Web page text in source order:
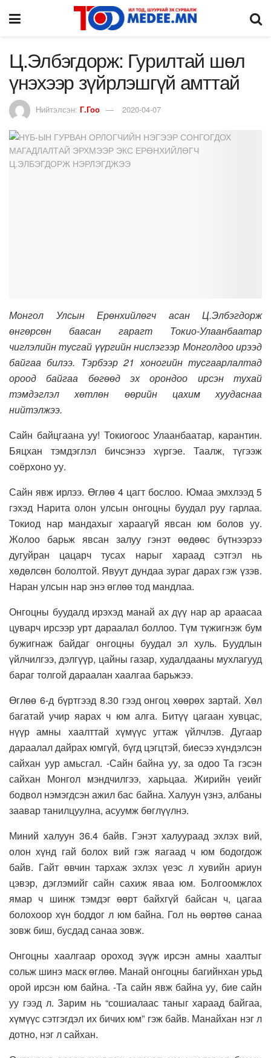
Ц.Элбэгдорж: Гурилтай шөл
үнэхээр зүйрлэшгүй амттай
Нийтэлсэн: Г.Гоо 2020-04-07
Монгол Улсын Ерөнхийлөгч асан Ц.Элбэгдорж
өнгөрсөн баасан гарагт Токио-Улаанбаатар
чиглэлийн тусгай үүргийн нислэгээр Монголдоо ирээд
байгаа билээ. Тэрбээр 21 хоногийн тусгаарлалтад
ороод байгаа бөгөөд эх орондоо ирсэн тухай
тэмдэглэл хөтлөн өөрийн цахим хуудаснаа
нийтэлжээ.
Сайн байцгаана уу! Токиогоос Улаанбаатар, карантин.
Бяцхан тэмдэглэл бичсэнээ хүргэе. Таалж, түгээж
соёрхоно уу.
Сайн явж ирлээ. Өглөө 4 цагт бослоо. Юмаа эмхлээд 5
гэхэд Нарита олон улсын онгоцны буудал руу гарлаа.
Токиод нар мандахыг хараагүй явсан юм болов уу.
Жолоо барьж явсан залуу гэнэт өөдөөс бүтнээрээ
дугуйран цацарч тусах нарыг хараад сэтгэл нь
хөдөлсөн бололтой. Явуут дундаа зураг дарах гэж үзэв.
Наран улсын нар энэ өглөө тод мандлаа.
Онгоцны буудалд ирэхэд манай ах дүү нар ар араасаа
цуварч ирсээр урт дараалал боллоо. Түм түжигнэж бум
бужигнаж байдаг онгоцны буудал эл хуль. Буудлын
үйлчилгээ, дэлгүүр, цайны газар, худалдааны мухлагууд
бараг толгой дараалан хаалгаа барьжээ.
Өглөө 6-д бүртгээд 8.30 гээд онгоц хөөрөх зартай. Хөл
багатай учир яарах ч юм алга. Битүү цагаан хувцас,
нүүр амны хаалттай хүмүүс угтаж үйлчлэв. Дугаар
дараалал дайрах юмгүй, бүгд цэгцтэй, биесээ хүндэлсэн
сайхан уур амьсгал. -Сайн байна уу, за одоо Та гэсэн
сайхан Монгол мэндчилгээ, харьцаа. Жирийн үеийг
бодвол нэмэгдсэн ажил бас байна. Халуун үзнэ, албаны
заавар танилцуулна, асуумж бөглүүлнэ.
Миний халуун 36.4 байв. Гэнэт халуураад эхлэх вий,
олон хүнд гай болох вий гэж яагаад ч юм бодогдож
байв. Гайт өвчин тархаж эхлэх үеэс л хувийн ариун
цэвэр, дэглэмийг сайн сахиж яваа юм. Болгоомжлох
ямар ч шинж тэмдэг өөрт байхгүй байсан ч, цагаа
болохоор хүн боддог л юм байна. Гол нь өөртөө санаа
зовж биш, бусдад санаа зовж.
Онгоцны хаалгаар ороход зүүж ирсэн амны хаалтыг
сольж шинэ маск өглөө. Манай онгоцны багийнхан урьд
орой ирсэн юм байна. -Та сайн явж байна уу, бие сайн
уу гээд л. Зарим нь “сошиалаас таныг хараад байгаа,
хүмүүс сэтгэгдэл их бичих юм” гэж байв. Манайхан нэг л
дотно, нэг л сайхан.